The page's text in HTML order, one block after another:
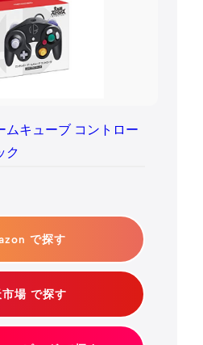
ムキューブ コントロー
ク
で探す
市場 で探す